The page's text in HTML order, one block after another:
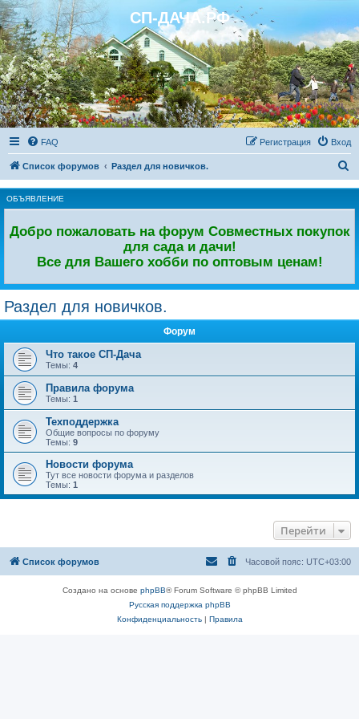
Регистрация СП-ДАЧА.РФ
FAQ Вход
Регистрация
Список форумов Раздел для новичков.
ОБЪЯВЛЕНИЕ
Добро пожаловать на форум Совместных покупок
для сада и дачи!
Все для Вашего хобби по оптовым ценам!
Раздел для новичков.
Форум
Что такое СП-Дача
Темы: 4
Правила форума
Темы: 1
Техподдержка
Общие вопросы по форуму
Темы: 9
Новости форума
Тут все новости форума и разделов
Темы: 1
Перейти
Список форумов Часовой пояс: UTC+03:00
Создано на основе phpBB® Forum Software © phpBB Limited
Русская поддержка phpBB
Конфиденциальность| Правила